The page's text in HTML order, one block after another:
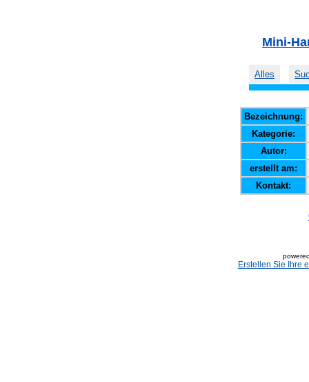
Mini-
Alles
Bezeichnung:
Kategorie:
Autor:
erstellt am:
Kontakt:
Erstellen Sie Ihre